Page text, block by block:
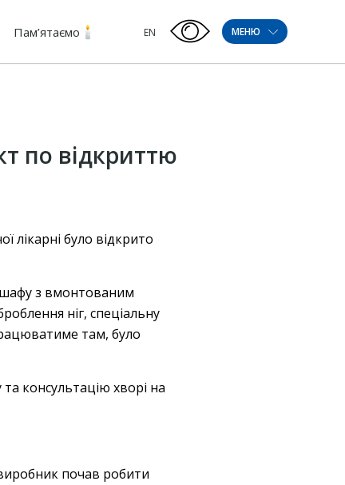
Пам’ятаємо EN МЕНЮ
по відкриттю
лікарні було відкрито
шафу з вмонтованим
ніг, спеціальну
там, було
консультацію хворі на
почав робити